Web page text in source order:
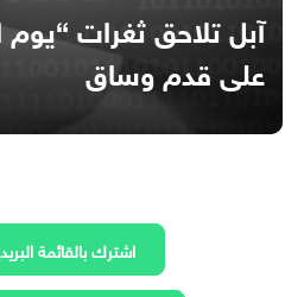
آبل تلاحق ثغرات “يوم
على قدم وساق
اشترك بالقائمة